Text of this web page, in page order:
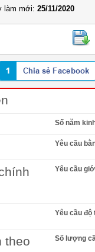
làm mới: 25/11/2020
Số năm
Yêu cầu
Yêu cầu
Yêu cầu độ
theo
Số lượng